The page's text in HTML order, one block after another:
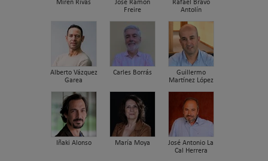
Miren Rivas
José Ramón
Freire
Rafael Bravo
Antolín
Alberto Vázquez
Garea
Carles Borrás
Guillermo
Martínez López
Iñaki Alonso María Moya
José Antonio La
Cal Herrera